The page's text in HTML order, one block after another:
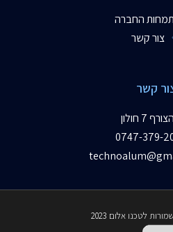
החברה
צור קשר
קשר
הצורף 7 חולון
0747-379-
לטכנו אלום 2023